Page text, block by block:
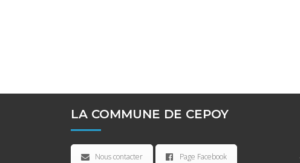
LA COMMUNE DE CEPOY
Nous contacter Page Facebook